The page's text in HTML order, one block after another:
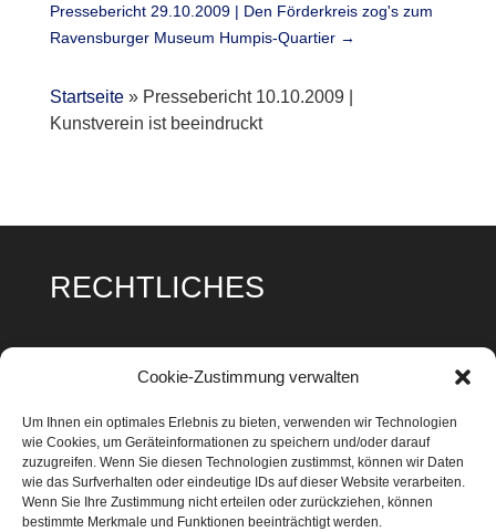
Cookie-Zustimmung verwalten
Um Ihnen ein optimales Erlebnis zu bieten, verwenden wir Technologien
wie Cookies, um Geräteinformationen zu speichern und/oder darauf
zuzugreifen. Wenn Sie diesen Technologien zustimmst, können wir Daten
wie das Surfverhalten oder eindeutige IDs auf dieser Website verarbeiten.
Wenn Sie Ihre Zustimmung nicht erteilen oder zurückziehen, können
bestimmte Merkmale und Funktionen beeinträchtigt werden.
Pressebericht 29.10.2009 | Den Förderkreis zog's zum
Ravensburger Museum Humpis-Quartier→
Startseite» Pressebericht 10.10.2009 |
Kunstverein ist beeindruckt
RECHTLICHES
Datenschutz
Cookie Richtlinie